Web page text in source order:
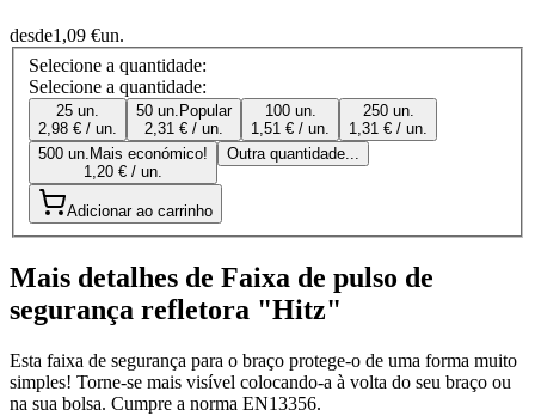
desde1,09 €un.
Selecione a quantidade:
Selecione a quantidade:
25 un.
2,98 € / un.
50 un. Popular
2,31 € / un.
100 un.
1,51 € / un.
250 un.
1,31 € / un.
500 un. Mais económico!
1,20 € / un.
Outra quantidade...
Adicionar ao carrinho
Mais detalhes de Faixa de pulso de
segurança refletora "Hitz"
Esta faixa de segurança para o braço protege-o de uma forma muito
simples! Torne-se mais visível colocando-a à volta do seu braço ou
na sua bolsa. Cumpre a norma EN13356.